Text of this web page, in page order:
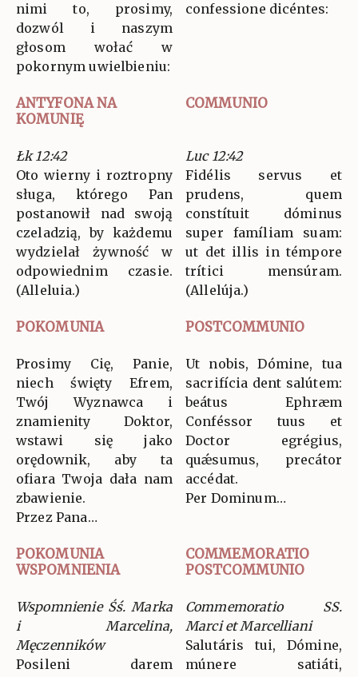
nimi to, prosimy,
dozwól i naszym
głosom wołać w
pokornym uwielbieniu:
confessione dicéntes:
ANTYFONA NA
KOMUNIĘ
COMMUNIO
Łk 12:42
Oto wierny i roztropny
sługa, którego Pan
postanowił nad swoją
czeladzią, by każdemu
wydzielał żywność w
odpowiednim czasie.
(Alleluia.)
Luc 12:42
Fidélis servus et
prudens, quem
constítuit dóminus
super famíliam suam:
ut det illis in témpore
trítici mensúram.
(Allelúja.)
POKOMUNIA POSTCOMMUNIO
Prosimy Cię, Panie,
niech święty Efrem,
Twój Wyznawca i
znamienity Doktor,
wstawi się jako
orędownik, aby ta
ofiara Twoja dała nam
zbawienie.
Przez Pana…
Ut nobis, Dómine, tua
sacrifícia dent salútem:
beátus Ephræm
Conféssor tuus et
Doctor egrégius,
quǽsumus, precátor
accédat.
Per Dominum…
POKOMUNIA
WSPOMNIENIA
COMMEMORATIO
POSTCOMMUNIO
Wspomnienie Śś. Marka
i Marcelina,
Męczenników
Posileni darem
Commemoratio SS.
Marci et Marcelliani
Salutáris tui, Dómine,
múnere satiáti,